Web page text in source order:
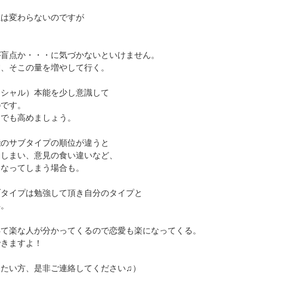
変わらないのですが
点か・・・に気づかないといけません。
そこの量を増やして行く。
ャル）本能を少し意識して
す。
も高めましょう。
サブタイプの順位が違うと
まい、意見の食い違いなど、
ってしまう場合も。
イプは勉強して頂き自分のタイプと
楽な人が分かってくるので恋愛も楽になってくる。
ますよ！
い方、是非ご連絡してください♫）